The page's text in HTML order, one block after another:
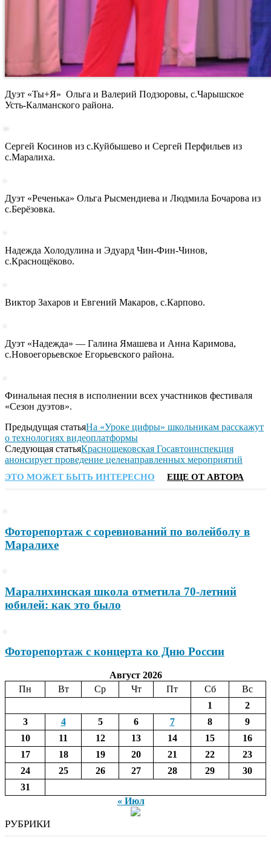
Дуэт «Ты+Я» Ольга и Валерий Подзоровы, с.Чарышское
Усть-Калманского района.
Сергей Косинов из с.Куйбышево и Сергей Перфильев из
с.Маралиха.
Дуэт «Реченька» Ольга Рысмендиева и Людмила Бочарова из
с.Берёзовка.
Надежда Холодулина и Эдуард Чин-Фин-Чинов,
с.Краснощёково.
Виктор Захаров и Евгений Макаров, с.Карпово.
Дуэт «Надежда» — Галина Ямашева и Анна Каримова,
с.Новоегорьевское Егорьевского района.
Финальная песня в исполнении всех участников фестиваля
«Сезон дуэтов».
Предыдущая статьяНа «Уроке цифры» школьникам расскажут
о технологиях видеоплатформы
Следующая статьяКраснощековская Госавтоинспекция
анонсирует проведение целенаправленных мероприятий
ЭТО МОЖЕТ БЫТЬ ИНТЕРЕСНО ЕЩЕ ОТ АВТОРА
Фоторепортаж с соревнований по волейболу в
Маралихе
Маралихинская школа отметила 70-летний
юбилей: как это было
Фоторепортаж с концерта ко Дню России
Август 2026
Пн
Вт Ср Чт Пт Сб
Вс
1
2
3
4 5 6 7 8
9
10
11 12 13 14 15
16
17
18 19 20 21 22
23
24
25 26 27 28 29
30
31
« Июл
РУБРИКИ